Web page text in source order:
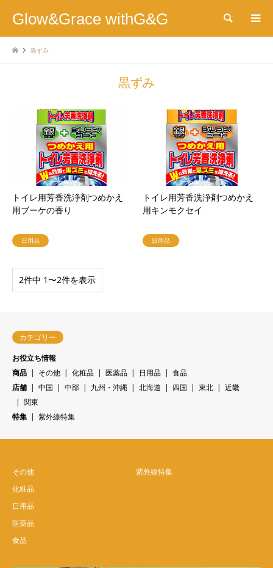
Glow&Grace withG&G 検索
黒ずみ
黒ずみ
トイレ用芳香洗浄剤つめかえ
用ブーケの香り
日用品
トイレ用芳香洗浄剤つめかえ
用キンモクセイ
日用品
2件中 1〜2件を表示
カテゴリー
お役立ち情報
商品
その他 化粧品 医薬品 日用品
食品
店舗
中国 中部 九州・沖縄 北海道 四国 東北
近畿
関東
特集
紫外線特集
その他
化粧品
日用品
医薬品
食品
紫外線特集